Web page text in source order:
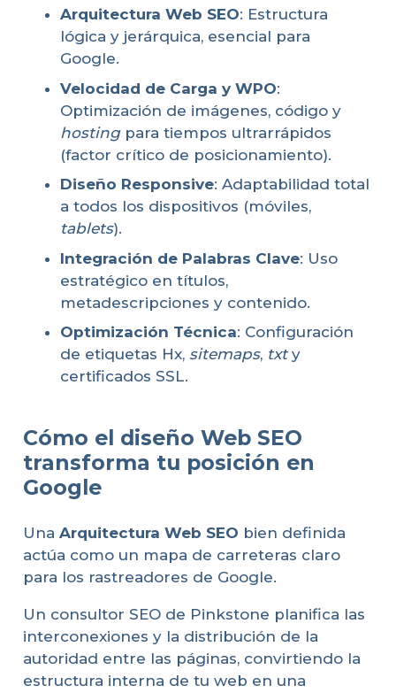
Arquitectura Web SEO: Estructura
lógica y jerárquica, esencial para
Google.
Velocidad de Carga y WPO:
Optimización de imágenes, código y
hostingpara tiempos ultrarrápidos
(factor crítico de posicionamiento).
Diseño Responsive: Adaptabilidad total
a todos los dispositivos (móviles,
tablets).
Integración de Palabras Clave: Uso
estratégico en títulos,
metadescripciones y contenido.
Optimización Técnica: Configuración
de etiquetas Hx, sitemaps, txty
certificados SSL.
Cómo el diseño Web SEO
transforma tu posición en
Google
Una Arquitectura Web SEO bien definida
actúa como un mapa de carreteras claro
para los rastreadores de Google.
Un consultor SEO de Pinkstone planifica las
interconexiones y la distribución de la
autoridad entre las páginas, convirtiendo la
estructura interna de tu web en una